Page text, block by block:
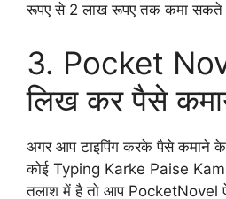
रूपए से 2 लाख रूपए तक कमा सकते
3. Pocket
लिख कर पैसे
अगर आप टाइपिंग करके पैसे कमाने के
कोई Typing Karke Paise
तलाश में है तो आप PocketNovel